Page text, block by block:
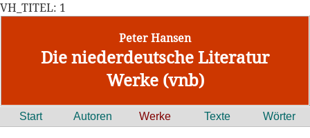
VH_TITEL: 1
Peter Hansen
Die niederdeutsche Literatur
Werke (vnb)
Start Autoren Werke Texte Wörter